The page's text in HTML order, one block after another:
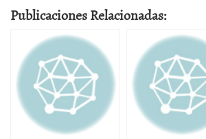
Publicaciones Relacionadas: